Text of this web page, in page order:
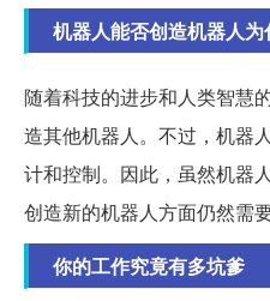
机器人能否创造机器人为
随着科技的进步和人类智慧
造其他机器人。不过，机器
计和控制。因此，虽然机器
创造新的机器人方面仍然需
你的工作究竟有多坑爹